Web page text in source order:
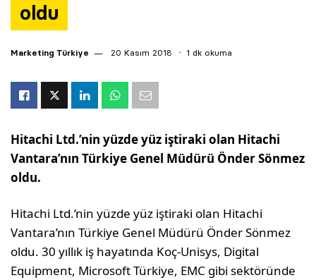
oldu
Marketing Türkiye 20 Kasım 2018 1 dk okuma
Hitachi Ltd.’nin yüzde yüz iştiraki olan Hitachi
Vantara’nın Türkiye Genel Müdürü Önder Sönmez
oldu.
Hitachi Ltd.’nin yüzde yüz iştiraki olan Hitachi
Vantara’nın Türkiye Genel Müdürü Önder Sönmez
oldu. 30 yıllık iş hayatında Koç-Unisys, Digital
Equipment, Microsoft Türkiye, EMC gibi sektöründe